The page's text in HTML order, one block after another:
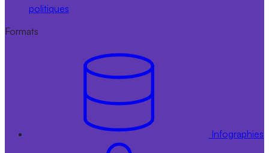
politiques
Formats
Infographies